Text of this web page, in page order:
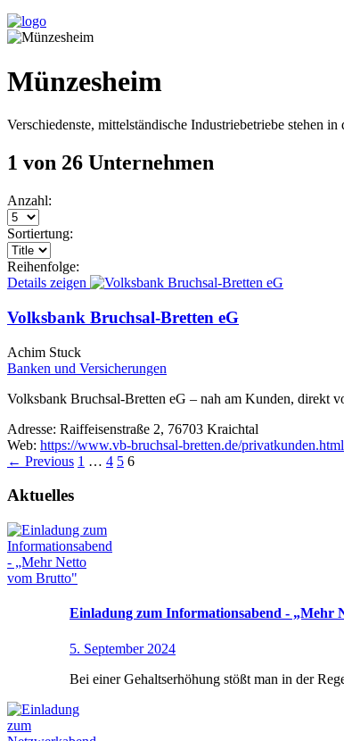
Münzesheim
Verschiedenste, mittelständische Industriebetriebe stehen
1 von 26 Unternehmen
Anzahl:
Sortiertung:
Reihenfolge:
Details zeigen
Volksbank Bruchsal-Bretten eG
Achim Stuck
Banken und Versicherungen
Volksbank Bruchsal-Bretten eG – nah am Kunden, direkt
Adresse: Raiffeisenstraße 2, 76703 Kraichtal
Web: https://www.vb-bruchsal-bretten.de/privatkunden.html
← Previous 1 … 4 5 6
Aktuelles
Einladung zum Informationsabend - „Mehr
5. September 2024
Bei einer Gehaltserhöhung stößt man in der